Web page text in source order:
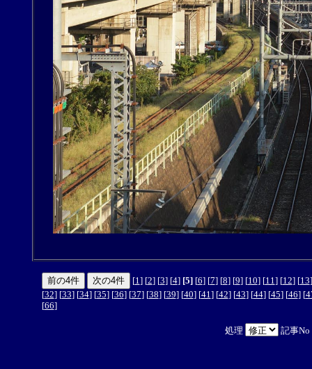
[1] [2] [3] [4] [5][6] [7] [8] [9] [10] [11] [12] [13
[32] [33] [34] [35] [36] [37] [38] [39] [40] [41] [42] [43] [44] [45] [46] [
[66]
処理 記事No